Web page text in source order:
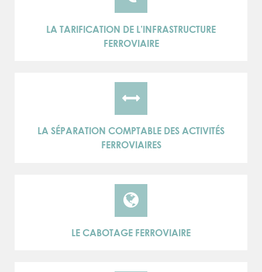
LA TARIFICATION DE L’INFRASTRUCTURE
FERROVIAIRE
LA SÉPARATION COMPTABLE DES ACTIVITÉS
FERROVIAIRES
LE CABOTAGE FERROVIAIRE